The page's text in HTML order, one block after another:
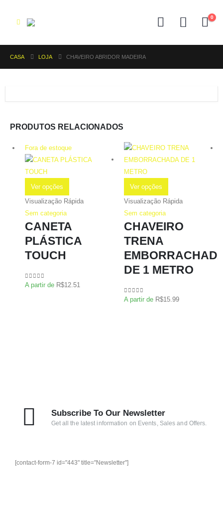
0
CASA LOJA CHAVEIRO ABRIDOR MADEIRA
PRODUTOS RELACIONADOS
Fora de estoque
Ver opções
Visualização Rápida
Sem categoria
CANETA
PLÁSTICA
TOUCH
0de 5
A partir de R$12.51
Ver opções
Visualização Rápida
Sem categoria
CHAVEIRO
TRENA
DE 1 METRO
0de 5
A partir de R$15.99
Subscribe To Our Newsletter
Get all the latest information on Events, Sales and Offers.
[contact-form-7 id="443" title="Newsletter"]